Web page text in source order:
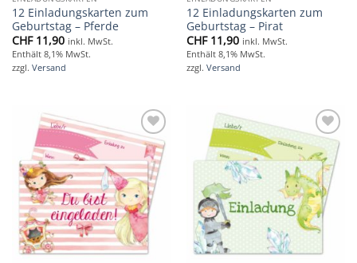
12 Einladungskarten zum
Geburtstag – Pferde
CHF11,90 inkl. MwSt.
Enthält 8,1% MwSt.
zzgl. Versand
12 Einladungskarten zum
Geburtstag – Pirat
CHF11,90 inkl. MwSt.
Enthält 8,1% MwSt.
zzgl. Versand
Add to
wishlist
Add to
wishlist